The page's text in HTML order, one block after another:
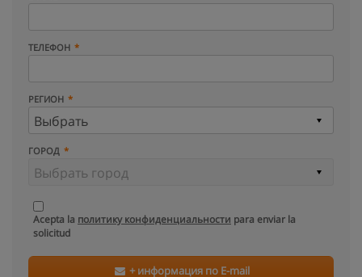
ТЕЛЕФОН
РЕГИОН
ГОРОД
Acepta la политику конфиденциальности para enviar la
solicitud
+ информация по E-mail